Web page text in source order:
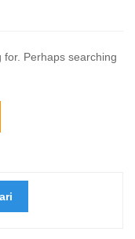
for. Perhaps searching